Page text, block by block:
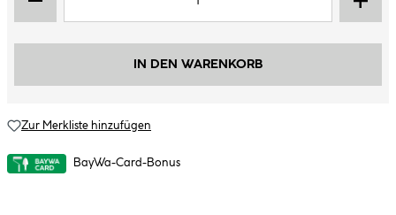
IN DEN WARENKORB
Zur Merkliste hinzufügen
BayWa-Card-Bonus